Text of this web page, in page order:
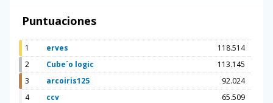
Puntuaciones
1 erves
118.514
2
Cube´o logic
113.145
3
arcoiris125
92.024
4
ccv
65.509